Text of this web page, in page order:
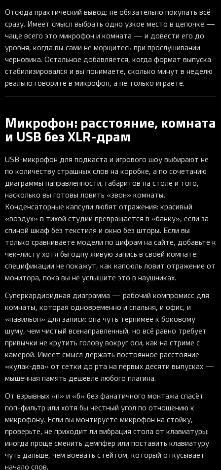
Отсюда практический вывод: не обязательно покупать всё
сразу. Имеет смысл выбрать одно узкое место в цепочке —
чаще всего это микрофон и комната — и довести его до
уровня, когда вы сами не морщитесь при прослушивании
черновика. Остальное добавляется, когда формат выпуска
стабилизировался и вы понимаете, сколько минут в неделю
реально говорите в микрофон, а не только играете.
Микрофон: расстояние, комната
и USB без XLR-драм
USB-микрофон для подкаста и игрового шоу выбирают не
по количеству страшных слов на коробке, а по сочетанию
диаграммы направленности, габаритов на столе и того,
насколько вы готовы ловить «звон» комнаты.
Конденсаторные капсули любят отражения: красивый
«воздух» в тихой студии превращается в «банку», если за
спиной шкаф без текстиля и окно без шторы. Если вы
только сравниваете модели по цифрам на сайте, добавьте к
чек-листу хотя бы одну живую запись в своей комнате:
спецификации не покажут, как капсюль ловит отражение от
монитора, пока вы не услышите это в наушниках.
Суперкардиоидная диаграмма — рабочий компромисс для
комнаты, которая одновременно и спальня, и офис, и
«павильон» для записи: она чуть терпимее к боковому
шуму, чем чистый всенаправленный, но всё равно требует
привычки не крутить голову вокруг оси, как на стриме с
камерой. Имеет смысл держать постоянное расстояние
«кулак‑два» от сетки до рта на первых десяти выпусках —
мышечная память дешевле любого плагина.
От взрывных «п» и «б» без фанатичного монтажа спасёт
поп-фильтр или хотя бы честный угол по отношению к
микрофону. Если вы монтируете микрофон на стойку,
проверьте, не приходит ли вибрация стола от клавиатуры:
иногда проще сменить демпфер или поставить клавиатуру
чуть дальше, чем воевать с гейтом, который откусывает
начало слов.